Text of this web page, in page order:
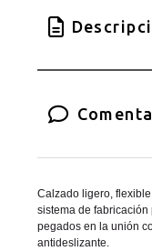
Calzado ligero,
sistema de
pegados en la unión
antideslizante.